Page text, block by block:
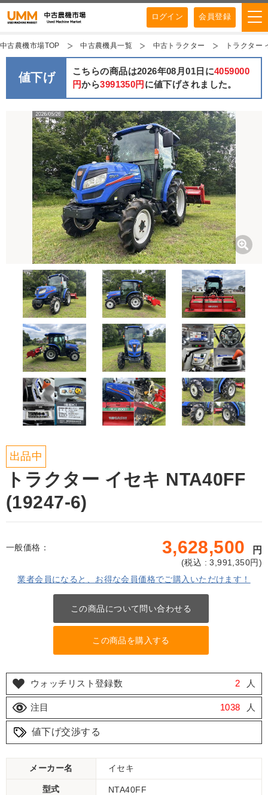
ログイン 会員登録
中古農機市場TOP 中古農機具一覧 中古トラクター トラクター
値下げ こちらの商品は2026年08月01日に4059000
円から3991350円 に値下げされました。
出品中
トラクター イセキ NTA40FF
(19247-6)
一般価格： 3,628,500 円
(税込 : 3,991,350円)
業者会員になると、お得な会員価格でご購入いただけます！
この商品について問い合わせる
この商品を購入する
ウォッチリスト登録数 2 人
注目 1038 人
値下げ交渉する
メーカー名 イセキ
型式 NTA40FF